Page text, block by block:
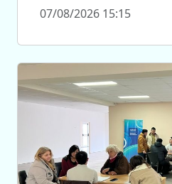
07/08/2026 15:15